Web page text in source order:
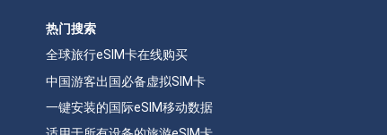
热门搜索
全球旅行eSIM卡在线购买
中国游客出国必备虚拟SIM卡
一键安装的国际eSIM移动数据